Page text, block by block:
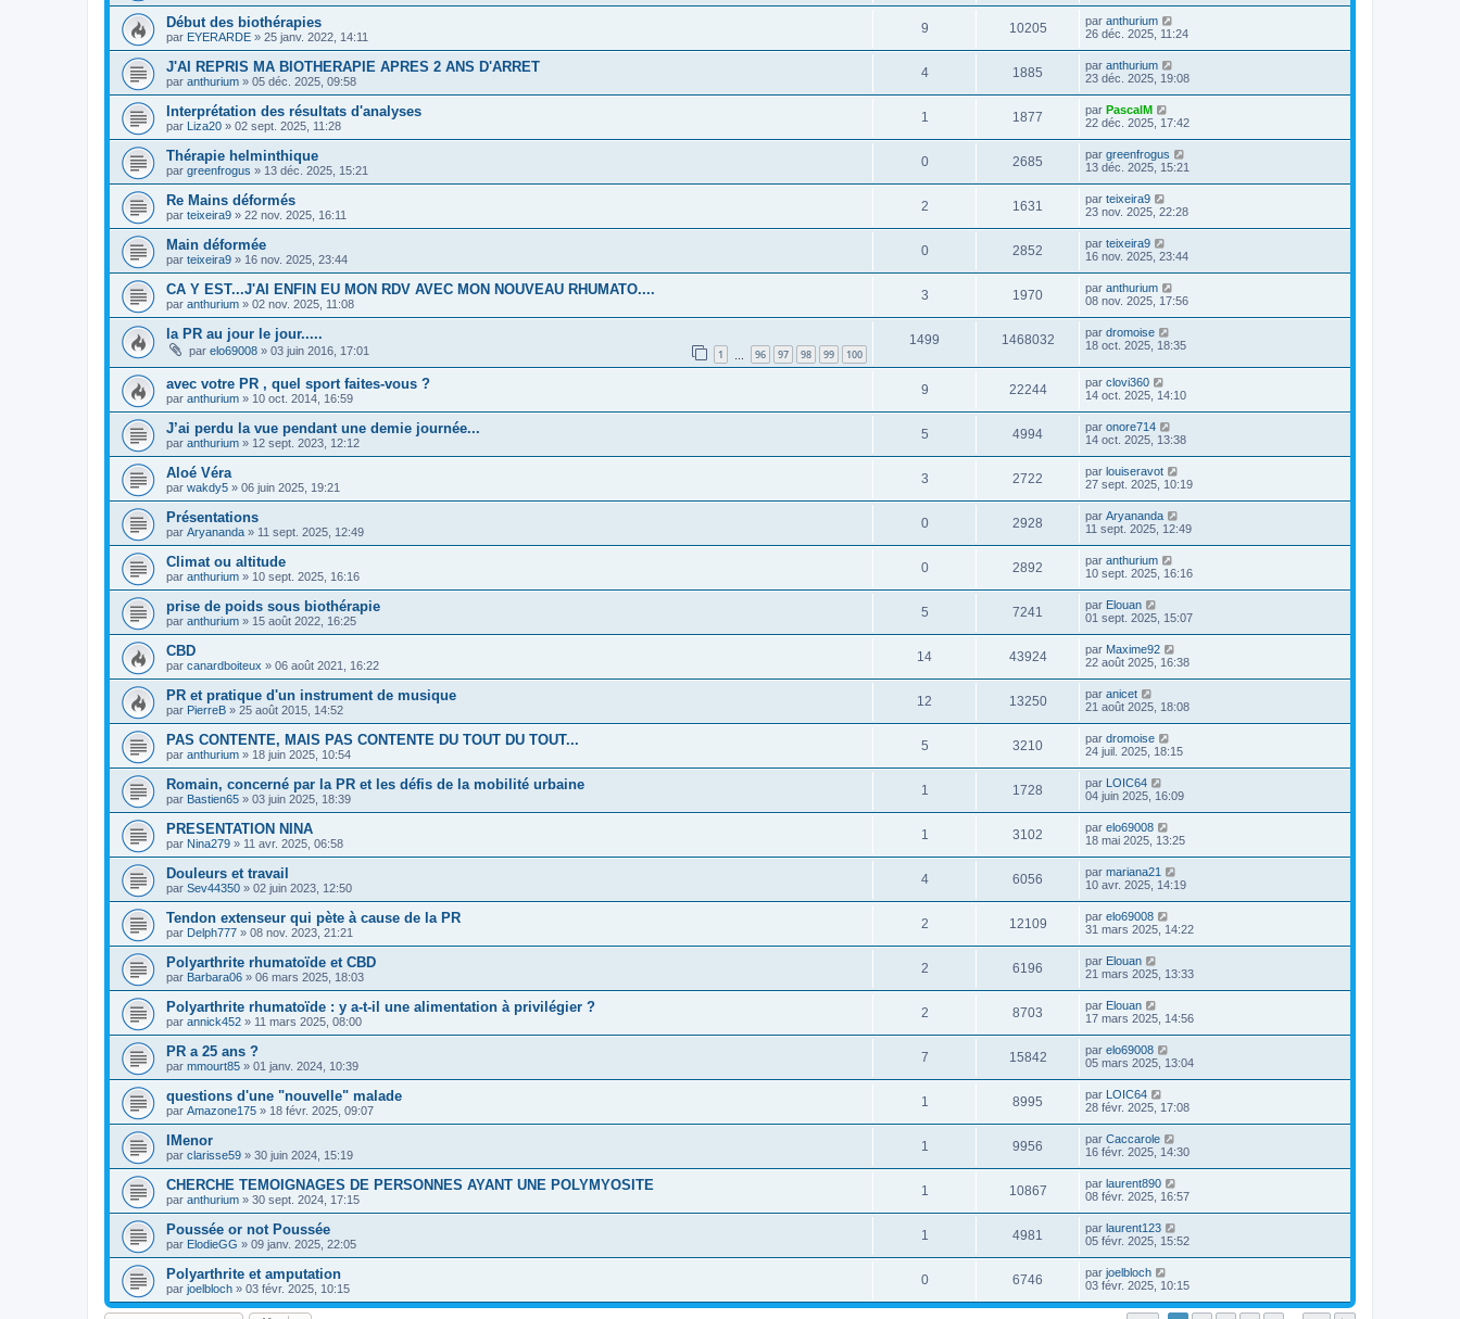
Début des biothérapies
par EYERARDE » 25 janv. 2022, 14:11
9 10205 par anthurium
26 déc. 2025, 11:24
J'AI REPRIS MA BIOTHERAPIE APRES 2 ANS D'ARRET
par anthurium » 05 déc. 2025, 09:58
4 1885 par anthurium
23 déc. 2025, 19:08
Interprétation des résultats d'analyses
par Liza20 » 02 sept. 2025, 11:28
1 1877 par PascalM
22 déc. 2025, 17:42
Thérapie helminthique
par greenfrogus » 13 déc. 2025, 15:21
0 2685 par greenfrogus
13 déc. 2025, 15:21
Re Mains déformés
par teixeira9 » 22 nov. 2025, 16:11
2 1631 par teixeira9
23 nov. 2025, 22:28
Main déformée
par teixeira9 » 16 nov. 2025, 23:44
0 2852 par teixeira9
16 nov. 2025, 23:44
CA Y EST...J'AI ENFIN EU MON RDV AVEC MON NOUVEAU RHUMATO....
par anthurium » 02 nov. 2025, 11:08
3 1970 par anthurium
08 nov. 2025, 17:56
la PR au jour le jour.....
par elo69008 » 03 juin 2016, 17:01 1 96 97 98 99 100
1499 1468032 par dromoise
18 oct. 2025, 18:35
avec votre PR , quel sport faites-vous ?
par anthurium » 10 oct. 2014, 16:59
9 22244 par clovi360
14 oct. 2025, 14:10
J’ai perdu la vue pendant une demie journée...
par anthurium » 12 sept. 2023, 12:12
5 4994 par onore714
14 oct. 2025, 13:38
Aloé Véra
par wakdy5 » 06 juin 2025, 19:21
3 2722 par louiseravot
27 sept. 2025, 10:19
Présentations
par Aryananda » 11 sept. 2025, 12:49
0 2928 par Aryananda
11 sept. 2025, 12:49
Climat ou altitude
par anthurium » 10 sept. 2025, 16:16
0 2892 par anthurium
10 sept. 2025, 16:16
prise de poids sous biothérapie
par anthurium » 15 août 2022, 16:25
5 7241 par Elouan
01 sept. 2025, 15:07
CBD
par canardboiteux » 06 août 2021, 16:22
14 43924 par Maxime92
22 août 2025, 16:38
PR et pratique d'un instrument de musique
par PierreB » 25 août 2015, 14:52
12 13250 par anicet
21 août 2025, 18:08
PAS CONTENTE, MAIS PAS CONTENTE DU TOUT DU TOUT...
par anthurium » 18 juin 2025, 10:54
5 3210 par dromoise
24 juil. 2025, 18:15
Romain, concerné par la PR et les défis de la mobilité urbaine
par Bastien65 » 03 juin 2025, 18:39
1 1728 par LOIC64
04 juin 2025, 16:09
PRESENTATION NINA
par Nina279 » 11 avr. 2025, 06:58
1 3102 par elo69008
18 mai 2025, 13:25
Douleurs et travail
par Sev44350 » 02 juin 2023, 12:50
4 6056 par mariana21
10 avr. 2025, 14:19
Tendon extenseur qui pète à cause de la PR
par Delph777 » 08 nov. 2023, 21:21
2 12109 par elo69008
31 mars 2025, 14:22
Polyarthrite rhumatoïde et CBD
par Barbara06 » 06 mars 2025, 18:03
2 6196 par Elouan
21 mars 2025, 13:33
Polyarthrite rhumatoïde : y a-t-il une alimentation à privilégier ?
par annick452 » 11 mars 2025, 08:00
2 8703 par Elouan
17 mars 2025, 14:56
PR a 25 ans ?
par mmourt85 » 01 janv. 2024, 10:39
7 15842 par elo69008
05 mars 2025, 13:04
questions d'une "nouvelle" malade
par Amazone175 » 18 févr. 2025, 09:07
1 8995 par LOIC64
28 févr. 2025, 17:08
IMenor
par clarisse59 » 30 juin 2024, 15:19
1 9956 par Caccarole
16 févr. 2025, 14:30
CHERCHE TEMOIGNAGES DE PERSONNES AYANT UNE POLYMYOSITE
par anthurium » 30 sept. 2024, 17:15
1 10867 par laurent890
08 févr. 2025, 16:57
Poussée or not Poussée
par ElodieGG » 09 janv. 2025, 22:05
1 4981 par laurent123
05 févr. 2025, 15:52
Polyarthrite et amputation
par joelbloch » 03 févr. 2025, 10:15
0 6746 par joelbloch
03 févr. 2025, 10:15